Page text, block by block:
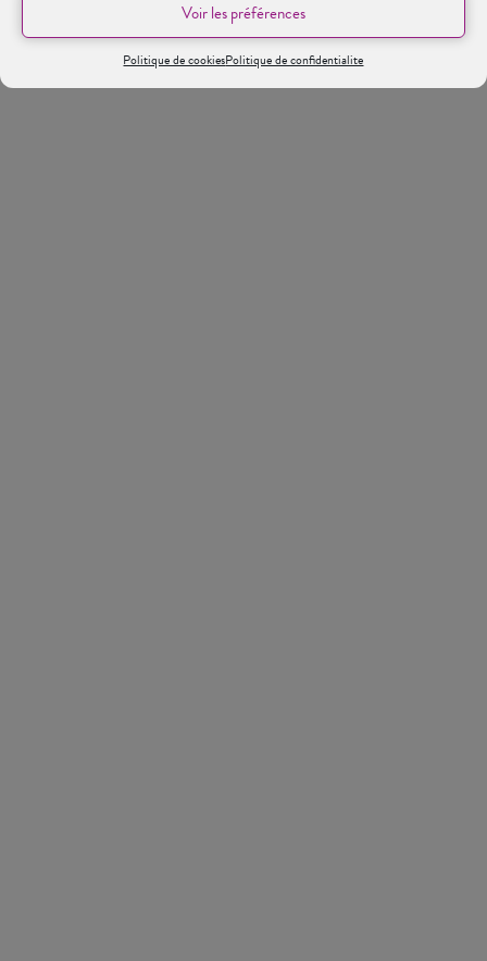
Voir les préférences
Politique de cookiesPolitique de confidentialite